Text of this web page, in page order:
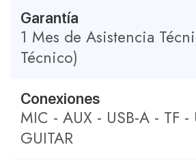
Garantía
1 Mes de Asistencia
Técnico)
Conexiones
MIC - AUX - USB-A - TF -
GUITAR